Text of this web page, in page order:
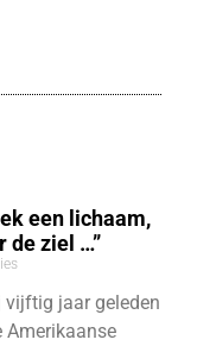
een lichaam,
de ziel …”
vijftig jaar geleden
Amerikaanse